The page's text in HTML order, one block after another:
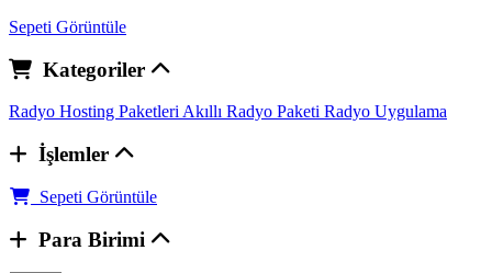
Sepeti Görüntüle
Kategoriler
Radyo Hosting PaketleriAkıllı Radyo Paketi Radyo Uygulama
İşlemler
Sepeti Görüntüle
Para Birimi